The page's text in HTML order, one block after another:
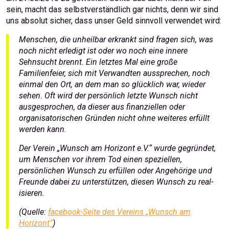
sein, macht das selbstverständlich gar nichts, denn wir sind
uns absolut sicher, dass unser Geld sinnvoll verwendet wird:
Menschen, die unheilbar erkrankt sind fragen sich, was
noch nicht erledigt ist oder wo noch eine innere
Sehnsucht brennt. Ein letztes Mal eine große
Familienfeier, sich mit Verwandten aussprechen, noch
einmal den Ort, an dem man so glücklich war, wieder
sehen. Oft wird der persönlich letzte Wunsch nicht
ausgesprochen, da dieser aus fi­nanziellen oder
organisatorischen Grün­d­en nicht ohne weiteres erfüllt
wer­­den kann.
Der Verein „Wunsch am Horizont e.V.“ wurde gegründet,
um Menschen vor ihrem Tod einen speziellen,
persönlichen Wunsch zu erfüllen oder Ange­hörige und
Freunde dabei zu unter­stützen, diesen Wunsch zu real­
isieren.
(Quelle: facebook-Seite des Vereins „Wunsch am
Horizont“)